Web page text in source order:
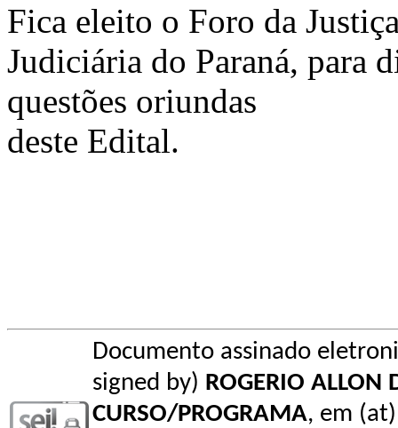
Fica eleito o Foro da
Judiciária do Paraná, para
questões oriundas
deste Edital.
Documento assinado
signed by) ROGERIO ALLON
CURSO/PROGRAMA, em